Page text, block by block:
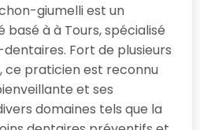
giumelli est un
à à Tours, spécialisé
Fort de plusieurs
ce praticien est reconnu
et ses
domaines tels que la